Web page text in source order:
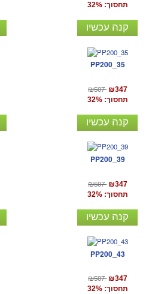
תחסוך: 32%
קנה עכשיו
PP200_35
₪507 ₪347
תחסוך: 32%
קנה עכשיו
PP200_39
₪507 ₪347
תחסוך: 32%
קנה עכשיו
PP200_43
₪507 ₪347
תחסוך: 32%